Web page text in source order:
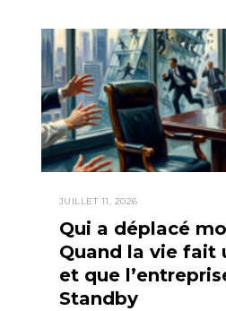
JUILLET 11, 2026
Qui a déplacé
Quand la vie fait
et que
Standby